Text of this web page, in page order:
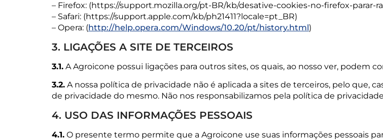
– Firefox: (https://support.mozilla.org/pt-BR/kb/desative-cookies-no-firefox-parar-
– Safari: (https://support.apple.com/kb/ph21411?locale=pt_BR)
– Opera: (http://help.opera.com/Windows/10.20/pt/history.html)
3. LIGAÇÕES A SITE DE TERCEIROS
3.1. A Agroicone possui ligações para outros sites, os quais, ao nosso ver, podem
3.2. A nossa política de privacidade não é aplicada a sites de terceiros, pelo que,
de privacidade do mesmo. Não nos responsabilizamos pela política de
4. USO DAS INFORMAÇÕES PESSOAIS
4.1. O presente termo permite que a Agroicone use suas informações pessoais